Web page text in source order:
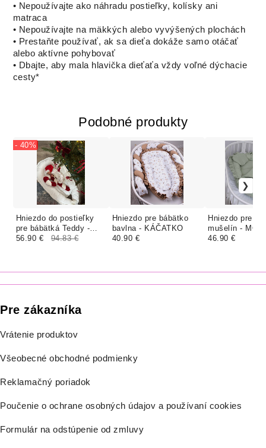
• Nepoužívajte ako náhradu postieľky, kolísky ani
matraca
• Nepoužívajte na mäkkých alebo vyvýšených plochách
• Prestaňte používať, ak sa dieťa dokáže samo otáčať
alebo aktívne pohybovať
• Dbajte, aby mala hlavička dieťaťa vždy voľné dýchacie
cesty*
Podobné produkty
Hniezdo do postieľky
pre bábätká Teddy -
SMOTANOVÁ
- 40%
56.90 € 94.83 €
Hniezdo pre bábätko
bavlna - KÁČATKO
40.90 €
Hniezdo pre
mušelín -
GREEN
46.90 €
Pre zákazníka
Vrátenie produktov
Všeobecné obchodné podmienky
Reklamačný poriadok
Poučenie o ochrane osobných údajov a používaní cookies
Formulár na odstúpenie od zmluvy